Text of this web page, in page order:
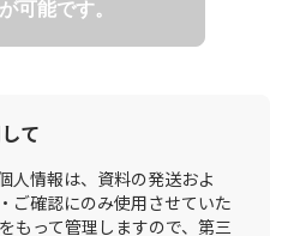
可能です。
て
人情報は、資料の発送およ
ご確認にのみ使用させていた
もって管理しますので、第三